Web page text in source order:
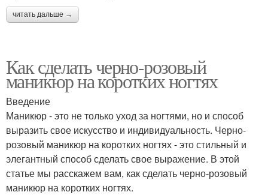
читать дальше →
Как сделать черно-розовый
маникюр на коротких ногтях
Введение
Маникюр - это не только уход за ногтями, но и способ
выразить свое искусство и индивидуальность. Черно-
розовый маникюр на коротких ногтях - это стильный и
элегантный способ сделать свое выражение. В этой
статье мы расскажем вам, как сделать черно-розовый
маникюр на коротких ногтях.